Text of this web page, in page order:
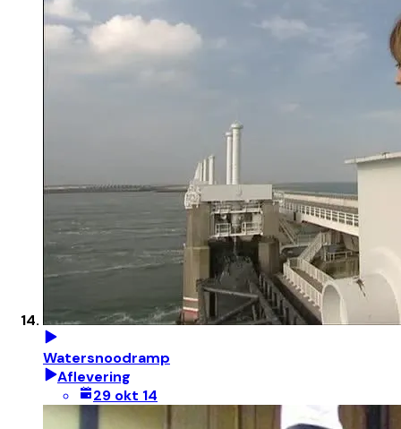
Watersnoodramp
Aflevering
29 okt 14